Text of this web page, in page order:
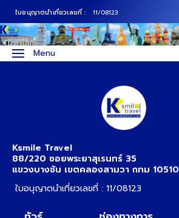
ใบอนุญาตนำเที่ยวเลขที่ : 11/08123
Menu
Ksmile Travel
88/220 ซอยพระยาสุเรนทร์ 35
แขวงบางชัน เขตคลองสามวา กทม 10510
ใบอนุญาตนำเที่ยวเลขที่ : 11/08123
ทัวร์ญี่ปุ่น
ทัวร์จีน
ภาคเหนือ
ภาคตะวันออก